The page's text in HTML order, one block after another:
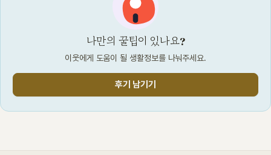
나만의 꿀팁이 있나요?
이웃에게 도움이 될 생활정보를 나눠주세요.
후기 남기기